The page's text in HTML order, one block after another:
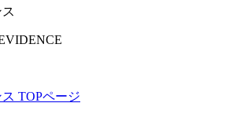
TOPページ